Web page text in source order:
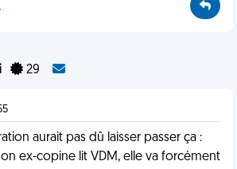
29
aurait pas dû laisser passer ça :
ex-copine lit VDM, elle va forcément